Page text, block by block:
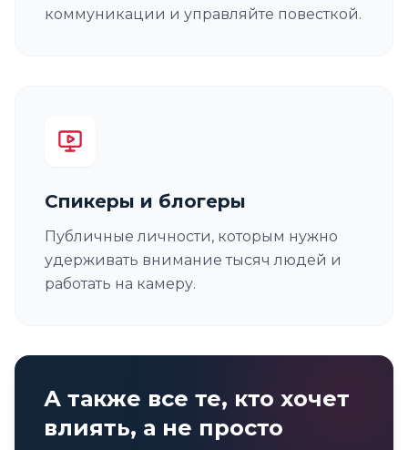
коммуникации и управляйте повесткой.
Спикеры и блогеры
Публичные личности, которым нужно
удерживать внимание тысяч людей и
работать на камеру.
А также все те, кто хочет
влиять, а не просто